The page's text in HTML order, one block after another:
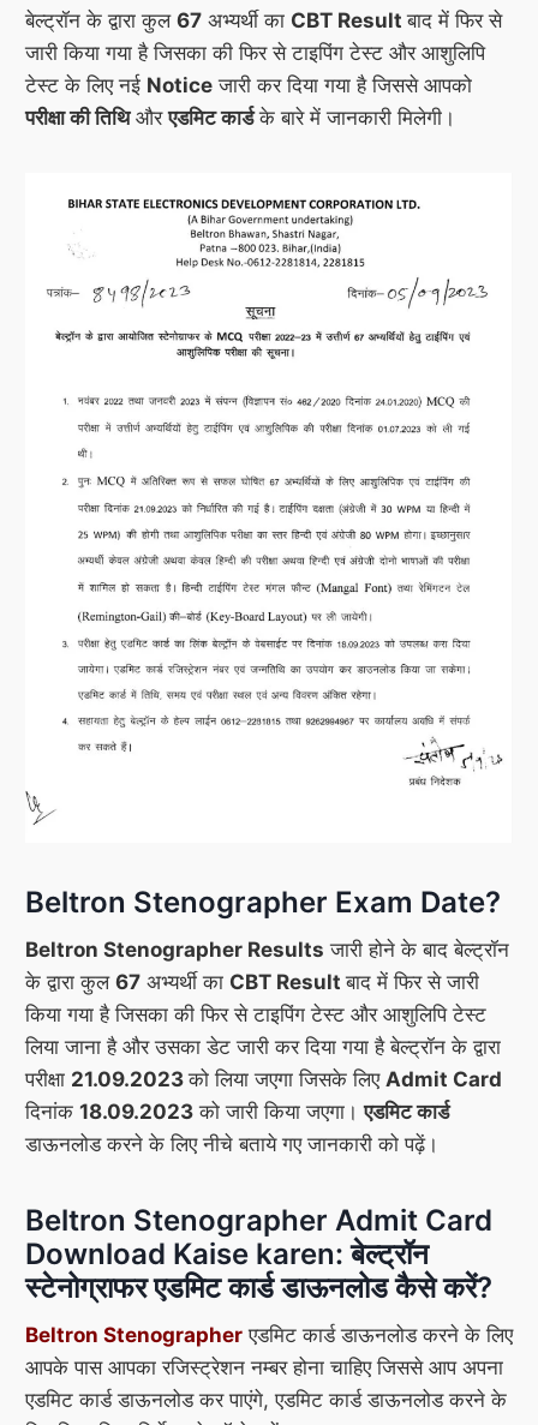
बेल्ट्रॉन के द्वारा कुल 67अभ्यर्थी का CBT Resultबाद में फिर से
जारी किया गया है जिसका की फिर से टाइपिंग टेस्ट और आशुलिपि
टेस्ट के लिए नई Noticeजारी कर दिया गया है जिससे आपको
परीक्षा की तिथिऔरएडमिट कार्डके बारे में जानकारी मिलेगी।
Beltron Stenographer Exam Date?
Beltron Stenographer Results जारी होने के बाद बेल्ट्रॉन
के द्वारा कुल 67अभ्यर्थी का CBT Resultबाद में फिर से जारी
किया गया है जिसका की फिर से टाइपिंग टेस्ट और आशुलिपि टेस्ट
लिया जाना है और उसका डेट जारी कर दिया गया है बेल्ट्रॉन के द्वारा
परीक्षा 21.09.2023को लिया जएगा जिसके लिए Admit Card
दिनांक 18.09.2023को जारी किया जएगा।एडमिट कार्ड
डाऊनलोड करने के लिए नीचे बताये गए जानकारी को पढ़ें।
Beltron Stenographer Admit Card
Download Kaise karen: बेल्ट्रॉन
स्टेनोग्राफर एडमिट कार्ड डाऊनलोड कैसे करें?
Beltron Stenographerएडमिट कार्ड डाऊनलोड करने के लिए
आपके पास आपका रजिस्ट्रेशन नम्बर होना चाहिए जिससे आप अपना
एडमिट कार्ड डाऊनलोड कर पाएंगे, एडमिट कार्ड डाऊनलोड करने के